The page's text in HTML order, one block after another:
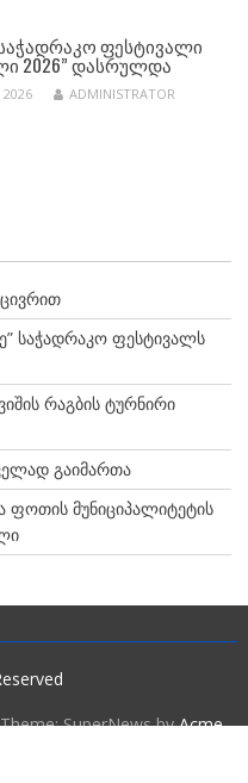
ᲤᲔᲡᲢᲘᲕᲐᲚᲘ
2026” ᲓᲐᲡᲠᲣᲚᲓᲐ
2026 ADMINISTRATOR
საჭადრაკო ფესტივალს
რაგბის ტურნირი
გაიმართა
მუნიციპალიტეტის
Theme: SuperNews byAcme